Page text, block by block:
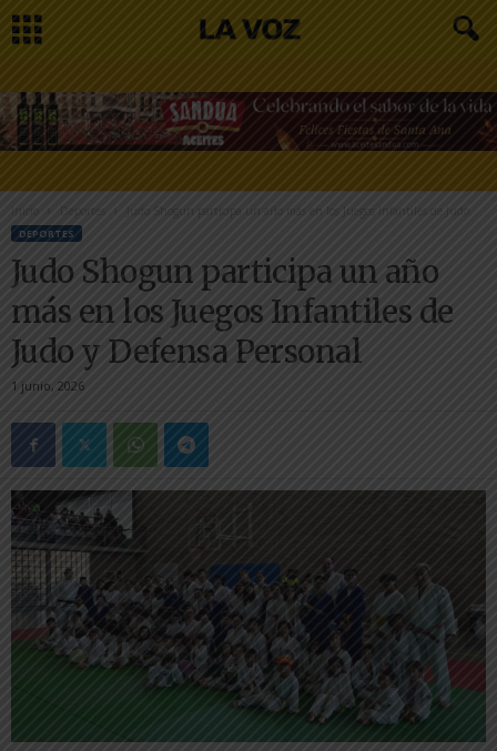
Inicio Judo Shogun participa un año más en los Juegos Infantiles de Judo...
DEPORTES
Judo Shogun participa un año
más en los Juegos Infantiles de
Judo y Defensa Personal
1 junio, 2026